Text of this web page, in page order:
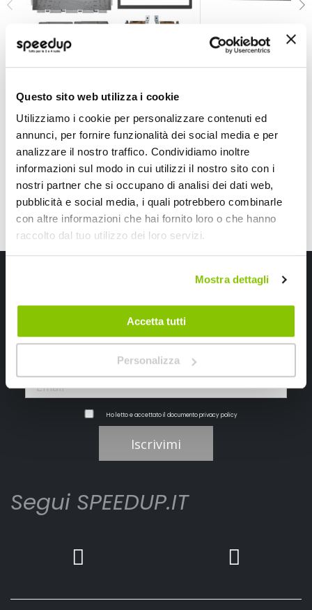
Questo sito web utilizza i cookie
Utilizziamo i cookie per personalizzare contenuti ed
annunci, per fornire funzionalità dei social media e per
analizzare il nostro traffico. Condividiamo inoltre
informazioni sul modo in cui utilizzi il nostro sito con i
nostri partner che si occupano di analisi dei dati web,
pubblicità e social media, i quali potrebbero combinarle
con altre informazioni che hai fornito loro o che hanno
raccolto dal tuo utilizzo dei loro servizi.
Mostra dettagli
Accetta tutti
Personalizza
Installazione Mascherina 2 din Porsche 911 1997>2006
Prezzo
speciale
72,65 € -21%
Spedizione gratuita!
Installazione
Prezzo
speciale
41,55 € -65%
Spedizione gratuita!
Iscriviti alla newsletter Speedup
Ricevi subito uno sconto del 10% per il tuo primo acquisto online!
Ho letto e accettato il documentoprivacy policy
Iscrivimi
Segui SPEEDUP.IT